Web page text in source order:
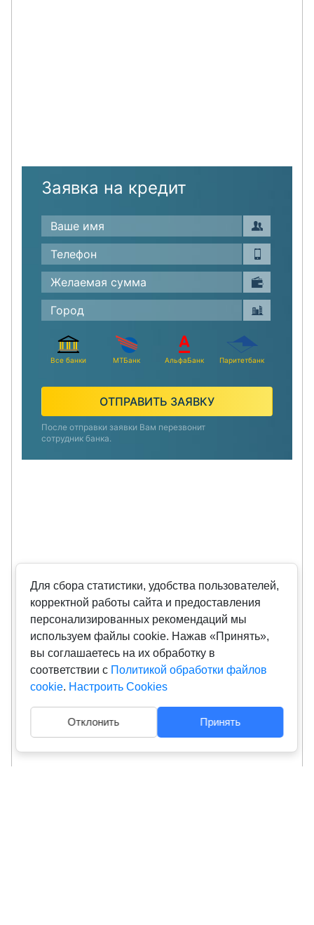
Для сбора статистики, удобства пользователей,
корректной работы сайта и предоставления
персонализированных рекомендаций мы
используем файлы cookie. Нажав «Принять»,
вы соглашаетесь на их обработку в
соответствии с Политикой обработки файлов
cookie. Настроить Cookies
Отклонить Принять
Заявка на кредит
Все банки МТБанк АльфаБанк Паритетбанк
ОТПРАВИТЬ ЗАЯВКУ
После отправки заявки Вам перезвонит
сотрудник банка.